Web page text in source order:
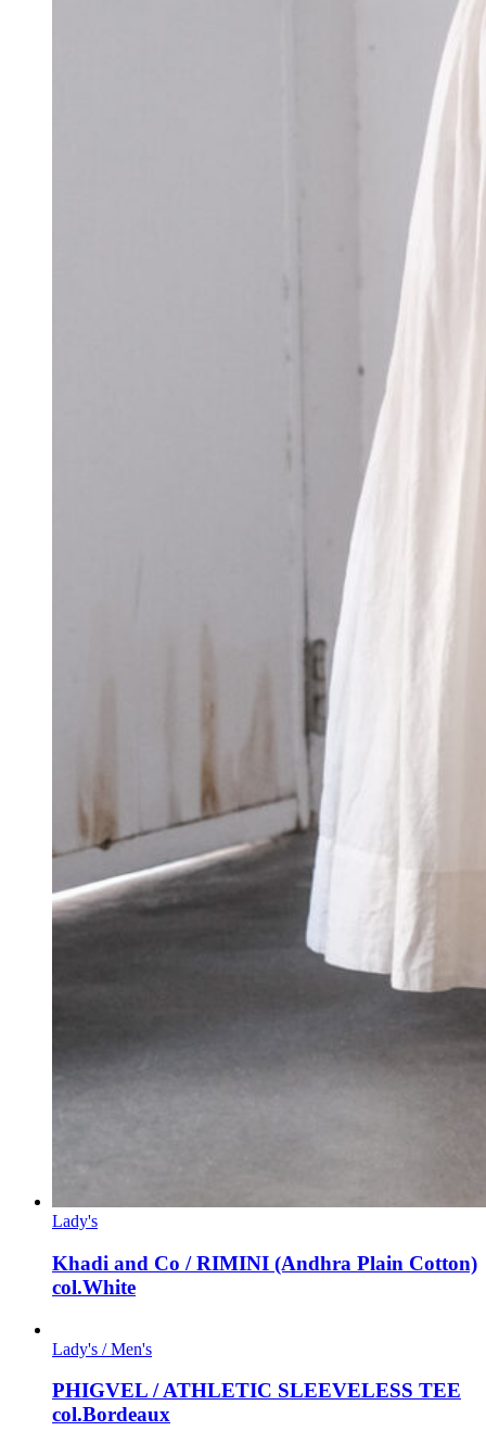
Lady's
Khadi and Co / RIMINI (Andhra Plain Cotton)
col.White
Lady's / Men's
PHIGVEL / ATHLETIC SLEEVELESS TEE
col.Bordeaux